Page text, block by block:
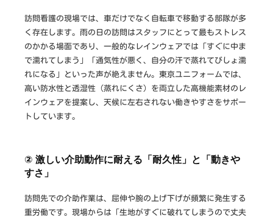
訪問看護の現場では、車だけでなく自転車で移動する部隊が多
く存在します。雨の日の訪問はスタッフにとって最もストレス
のかかる場面であり、一般的なレインウェアでは「すぐに中ま
で濡れてしまう」「通気性が悪く、自分の汗で蒸れてびしょ濡
れになる」といった声が絶えません。東京ユニフォームでは、
高い防水性と透湿性（蒸れにくさ）を両立した高機能素材のレ
インウェアを提案し、天候に左右されない働きやすさをサポー
トしています。
② 激しい介助動作に耐える「耐久性」と「動きや
すさ」
訪問先での介助作業は、屈伸や腕の上げ下げが頻繁に発生する
重労働です。現場からは「生地がすぐに破れてしまうので丈夫